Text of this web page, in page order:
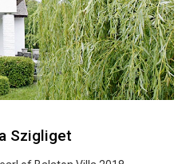
Szigliget